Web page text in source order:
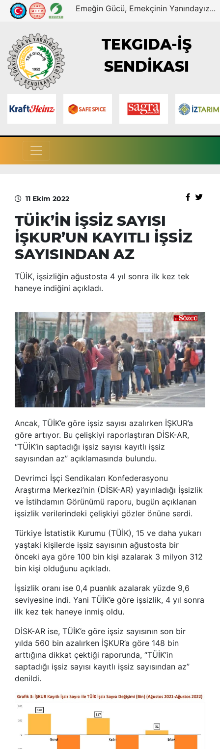
Emeğin Gücü, Emekçinin Yanındayız...
TEKGIDA-İŞ
SENDİKASI
11 Ekim 2022
TÜİK’İN İŞSİZ SAYISI
İŞKUR’UN KAYITLI İŞSİZ
SAYISINDAN AZ
TÜİK, işsizliğin ağustosta 4 yıl sonra ilk kez tek
haneye indiğini açıkladı.
Ancak, TÜİK’e göre işsiz sayısı azalırken İŞKUR’a
göre artıyor. Bu çelişkiyi raporlaştıran DİSK-AR,
“TÜİK’in saptadığı işsiz sayısı kayıtlı işsiz
sayısından az” açıklamasında bulundu.
Devrimci İşçi Sendikaları Konfederasyonu
Araştırma Merkezi’nin (DİSK-AR) yayınladığı İşsizlik
ve İstihdamın Görünümü raporu, bugün açıklanan
işsizlik verilerindeki çelişkiyi gözler önüne serdi.
Türkiye İstatistik Kurumu (TÜİK), 15 ve daha yukarı
yaştaki kişilerde işsiz sayısının ağustosta bir
önceki aya göre 100 bin kişi azalarak 3 milyon 312
bin kişi olduğunu açıkladı.
İşsizlik oranı ise 0,4 puanlık azalarak yüzde 9,6
seviyesine indi. Yani TÜİK’e göre işsizlik, 4 yıl sonra
ilk kez tek haneye inmiş oldu.
DİSK-AR ise, TÜİK’e göre işsiz sayısının son bir
yılda 560 bin azalırken İŞKUR’a göre 148 bin
arttığına dikkat çektiği raporunda, “TÜİK’in
saptadığı işsiz sayısı kayıtlı işsiz sayısından az”
denildi.